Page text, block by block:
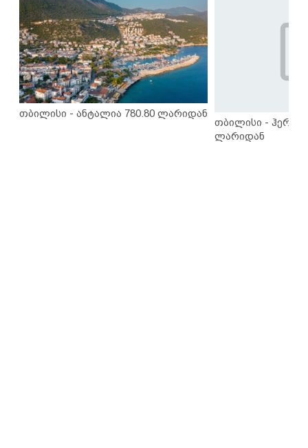
თბილისი - ანტალია 780.80 ლარიდან
თბილისი -
ლარიდან